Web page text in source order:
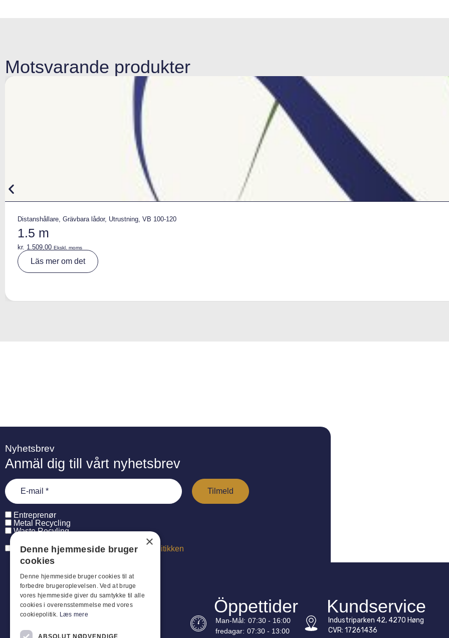
Motsvarande produkter
Distanshållare, Grävbara lådor, Utrustning, VB 100-120
1.5 m
kr. 1.509,00 Ekskl. moms
Läs mer om det
ti
Nyhetsbrev
Anmäl dig till vårt nyhetsbrev
Entreprenør
Metal Recycling
Waste Recyling
Jeg har læst og acceptererpersondatapolitikken
Öppettider
Man-Mål: 07:30 - 16:00
fredagar: 07:30 - 13:00
Kundservice
Industriparken 42, 4270 Høng
CVR: 17261436
×
Denne hjemmeside bruger
cookies
Denne hjemmeside bruger cookies til at
forbedre brugeroplevelsen. Ved at bruge
vores hjemmeside giver du samtykke til alle
cookies i overensstemmelse med vores
cookiepolitik. Læs mere
ABSOLUT NØDVENDIGE